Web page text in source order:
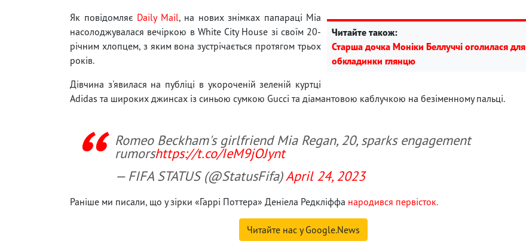
Читайте також:
Старша дочка Моніки Беллуччі оголилася для
обкладинки глянцю
Як повідомляє Daily Mail, на нових знімках папараці Міа
насолоджувалася вечіркою в White City House зі своїм 20-
річним хлопцем, з яким вона зустрічається протягом трьох
років.
Дівчина з'явилася на публіці в укороченій зеленій куртці
Adidas та широких джинсах із синьою сумкою Gucci та діамантовою каблучкою на безіменному пальці.
Romeo Beckham's girlfriend Mia Regan, 20, sparks engagement
rumorshttps://t.co/IeM9jOJynt
— FIFA STATUS (@StatusFifa)April 24, 2023
Раніше ми писали, що у зірки «Гаррі Поттера» Деніела Редкліффа народився первісток.
Читайте нас у Google.News